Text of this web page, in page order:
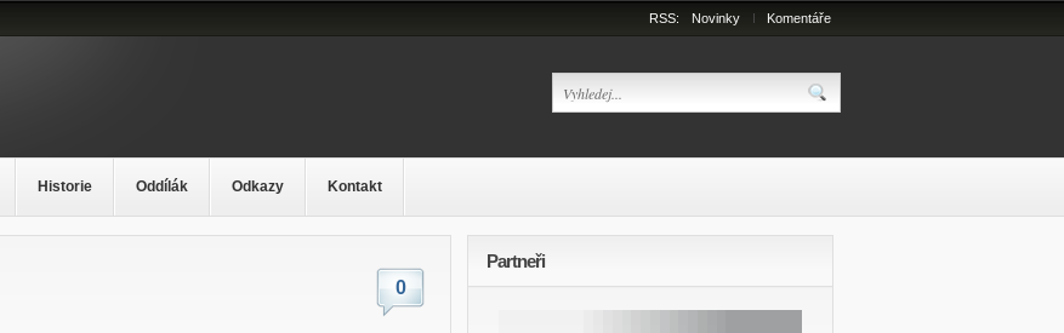
RSS: Novinky Komentáře
Historie Oddílák Odkazy Kontakt
0
Partneři